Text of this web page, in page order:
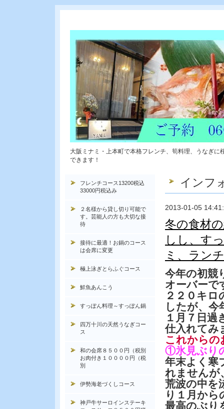
大阪ミナミ・上本町で本格フレンチ、筍料理、うなぎ
できます！
インフ
2013-01-05
冬の食材
しし、
ミ、ラン
今年の初競
オーバーで
２２０キロ
したが、今
１月７日
仕入れてみ
これからの
①氷見ぶり
年末よく寒
れませんが
荒波の中を
り１月から
最高のぶり
フレンチコース13200税込
33000円税込み
２名様から貸し切り可能で
す。芸能人の方も大切な接
待
接待に最適！お鍋のコース
は会席に変更
極上泳ぎとらふぐコース
鮮魚あんこう
すっぽん料理～すっぽん鍋
四万十川の天然うなぎコー
ス
和の会席８５００円（税別
お肉付き１００００円（税
別
伊勢海老づくしコース
神戸牛サーロインステーキ